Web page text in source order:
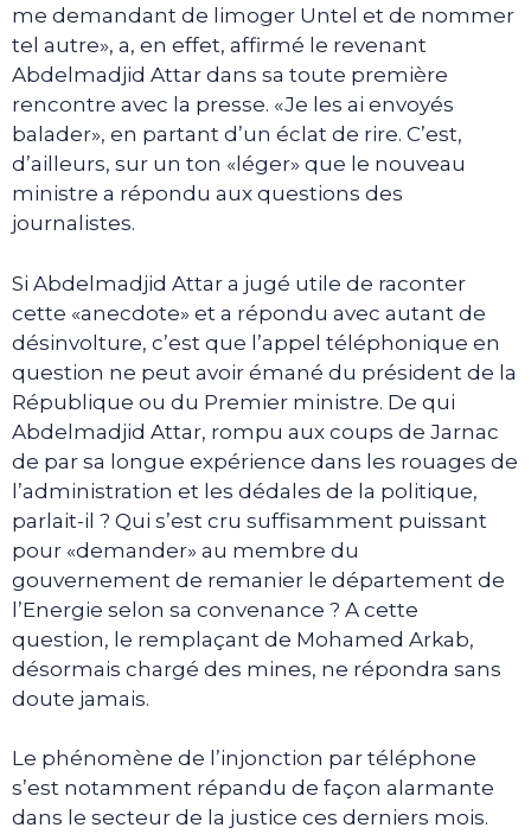
me demandant de limoger Untel et de nommer
tel autre», a, en effet, affirmé le revenant
Abdelmadjid Attar dans sa toute première
rencontre avec la presse. «Je les ai envoyés
balader», en partant d’un éclat de rire. C’est,
d’ailleurs, sur un ton «léger» que le nouveau
ministre a répondu aux questions des
journalistes.
Si Abdelmadjid Attar a jugé utile de raconter
cette «anecdote» et a répondu avec autant de
désinvolture, c’est que l’appel téléphonique en
question ne peut avoir émané du président de la
République ou du Premier ministre. De qui
Abdelmadjid Attar, rompu aux coups de Jarnac
de par sa longue expérience dans les rouages de
l’administration et les dédales de la politique,
parlait-il ? Qui s’est cru suffisamment puissant
pour «demander» au membre du
gouvernement de remanier le département de
l’Energie selon sa convenance ? A cette
question, le remplaçant de Mohamed Arkab,
désormais chargé des mines, ne répondra sans
doute jamais.
Le phénomène de l’injonction par téléphone
s’est notamment répandu de façon alarmante
dans le secteur de la justice ces derniers mois.